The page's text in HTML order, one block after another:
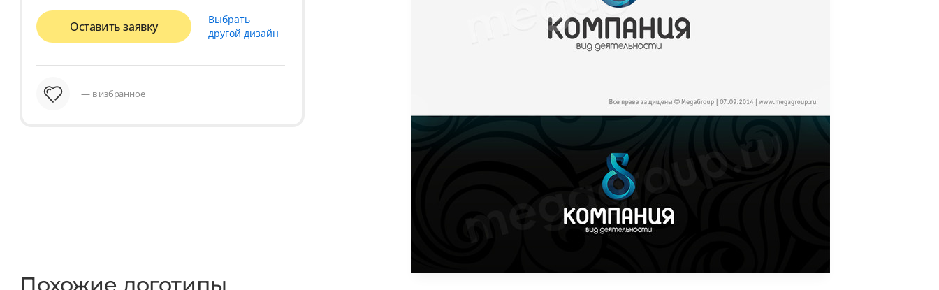
Оставить заявку
Выбрать
другой дизайн
— в избранное
Похожие логотипы